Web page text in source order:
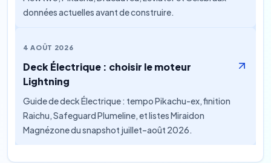
données actuelles avant de construire.
4 AOÛT 2026
Deck Électrique : choisir le moteur
Lightning
Guide de deck Électrique : tempo Pikachu-ex, finition
Raichu, Safeguard Plumeline, et listes Miraidon
Magnézone du snapshot juillet–août 2026.